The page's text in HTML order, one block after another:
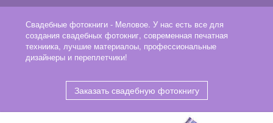
Свадебные фотокниги - Меловое. У нас есть все для
создания свадебных фотокниг, современная печатная
техниика, лучшие материалоы, профессиональные
дизайнеры и переплетчики!
Заказать свадебную фотокнигу